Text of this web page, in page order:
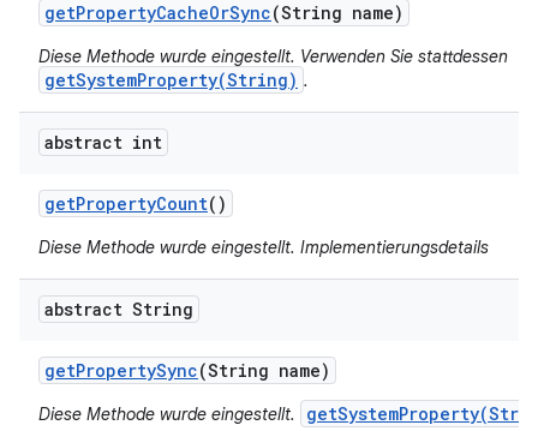
getPropertyCacheOrSync(String name)
Diese Methode wurde eingestellt. Verwenden Sie stattdessen
getSystemProperty(String) .
abstract int
getPropertyCount()
Diese Methode wurde eingestellt. Implementierungsdetails
abstract String
getPropertySync(String name)
Diese Methode wurde eingestellt.